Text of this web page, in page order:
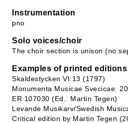
Instrumentation
pno
Solo voices/choir
The choir section is unison (no
Examples of printed editions
Skaldestycken VI:13 (1797)
Monumenta Musicae Svecicae:
ER 107030 (Ed.: Martin Tegen)
Levande Musikarv/Swedish
Critical edition by Martin Tegen